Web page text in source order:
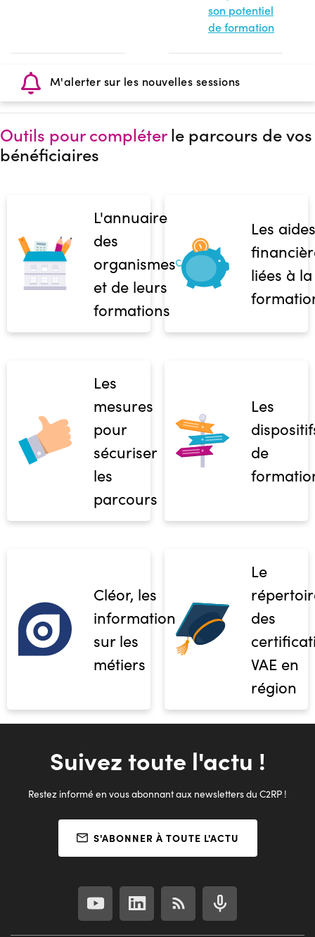
son potentiel
de formation
M'alerter sur les nouvelles sessions
Outils pour compléterle parcours de vos
bénéficiaires
L'annuaire
des
organismes
et de leurs
formations
Les aides
liées à la
Les
mesures
pour
sécuriser
les
parcours
Les
de
Cléor, les
informations
sur les
métiers
Le
des
VAE en
région
Suivez toute l'actu !
Restez informé en vous abonnant aux newsletters du C2RP !
S'ABONNER À TOUTE L'ACTU